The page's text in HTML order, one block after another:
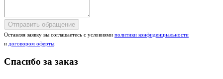
Отправить обращение
Оставляя заявку вы соглашаетесь с условиями политики конфиденциальности
и договором оферты
Спасибо за заказ